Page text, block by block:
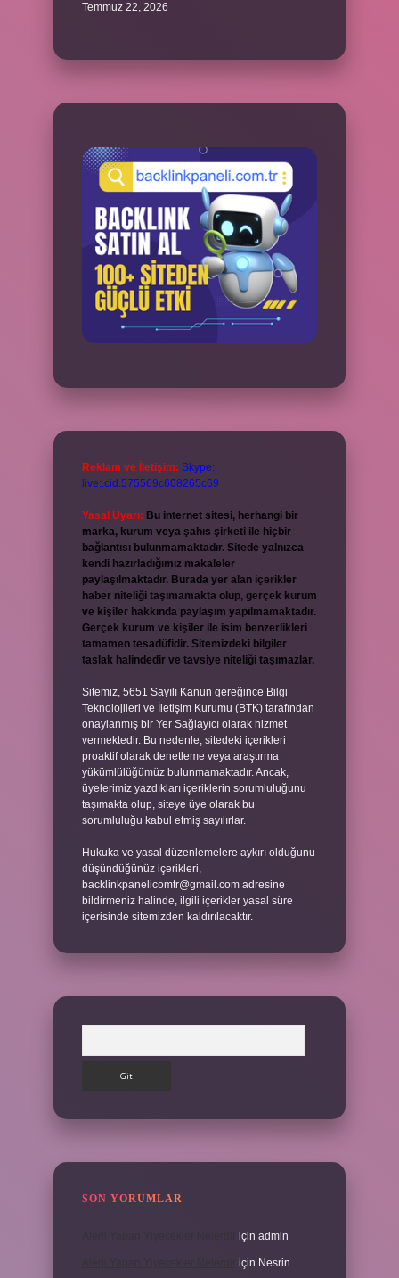
Temmuz 22, 2026
Reklam ve İletişim: Skype:
live:.cid.575569c608265c69
Yasal Uyarı: Bu internet sitesi, herhangi bir
marka, kurum veya şahıs şirketi ile hiçbir
bağlantısı bulunmamaktadır. Sitede yalnızca
kendi hazırladığımız makaleler
paylaşılmaktadır. Burada yer alan içerikler
haber niteliği taşımamakta olup, gerçek kurum
ve kişiler hakkında paylaşım yapılmamaktadır.
Gerçek kurum ve kişiler ile isim benzerlikleri
tamamen tesadüfidir. Sitemizdeki bilgiler
taslak halindedir ve tavsiye niteliği taşımazlar.
Sitemiz, 5651 Sayılı Kanun gereğince Bilgi
Teknolojileri ve İletişim Kurumu (BTK) tarafından
onaylanmış bir Yer Sağlayıcı olarak hizmet
vermektedir. Bu nedenle, sitedeki içerikleri
proaktif olarak denetleme veya araştırma
yükümlülüğümüz bulunmamaktadır. Ancak,
üyelerimiz yazdıkları içeriklerin sorumluluğunu
taşımakta olup, siteye üye olarak bu
sorumluluğu kabul etmiş sayılırlar.
Hukuka ve yasal düzenlemelere aykırı olduğunu
düşündüğünüz içerikleri,
backlinkpanelicomtr@gmail.com adresine
bildirmeniz halinde, ilgili içerikler yasal süre
içerisinde sitemizden kaldırılacaktır.
SON YORUMLAR
için admin
için Nesrin